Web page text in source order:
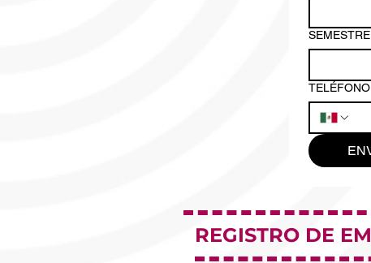
REGISTRO DE